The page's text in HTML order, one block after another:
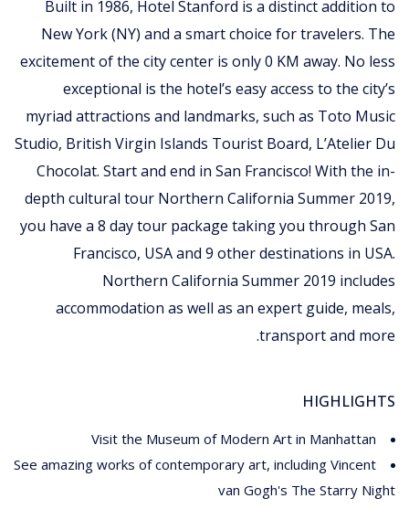
Built in 1986, Hotel Stanford is a distinct addition to
New York (NY) and a smart choice for travelers. The
excitement of the city center is only 0 KM away. No less
exceptional is the hotel’s easy access to the city’s
myriad attractions and landmarks, such as Toto Music
Studio, British Virgin Islands Tourist Board, L’Atelier Du
Chocolat. Start and end in San Francisco! With the in-
depth cultural tour Northern California Summer 2019,
you have a 8 day tour package taking you through San
Francisco, USA and 9 other destinations in USA.
Northern California Summer 2019 includes
accommodation as well as an expert guide, meals,
transport and more.
HIGHLIGHTS
Visit the Museum of Modern Art in Manhattan
See amazing works of contemporary art, including Vincent
van Gogh's The Starry Night